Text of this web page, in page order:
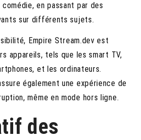
en passant par des
sur différents sujets.
Empire Stream.dev est
appareils, tels que les smart TV,
et les ordinateurs.
également une expérience de
même en mode hors ligne.
des